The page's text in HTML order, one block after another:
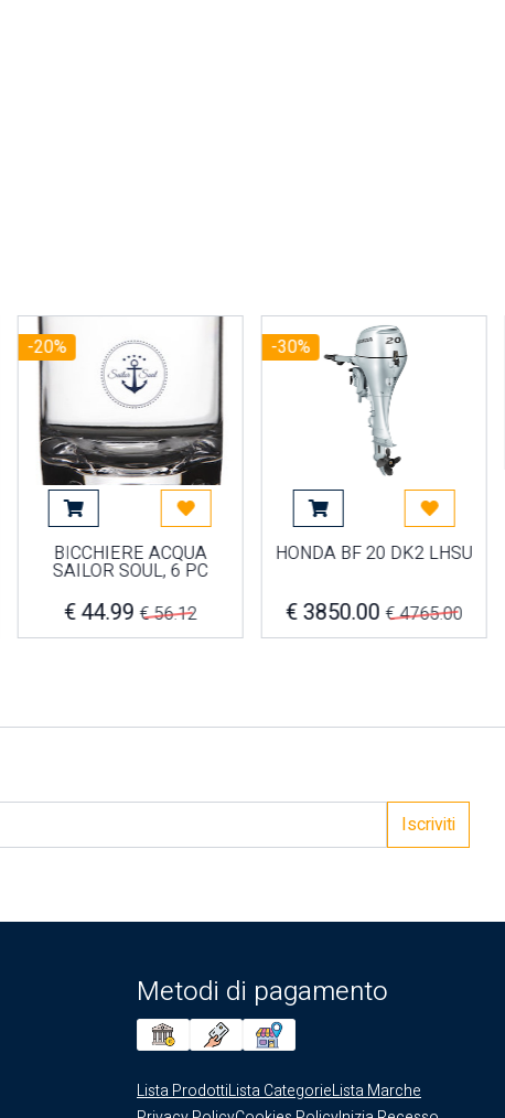
più tardiAggiungi al carrelloAcquista più tardi
BICCHIERE ACQUA
SAILOR SOUL, 6 PC
€ 44.99 € 56.12
-20%
Aggiungi al carrelloAcquista
HONDA BF 20 DK2 LHSU
€ 3850.00 € 4765.00
-30%
Iscriviti
Metodi di pagamento
Lista ProdottiLista CategorieLista Marche